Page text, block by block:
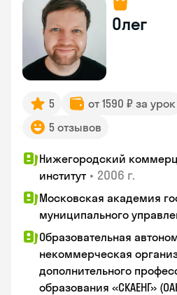
Олег
5 от 1590 ₽ за урок
5 отзывов
Нижегородский
институт • 2006 г.
Московская академия
муниципального
Образовательная
некоммерческая
дополнительного
образования «СКАЕНГ»